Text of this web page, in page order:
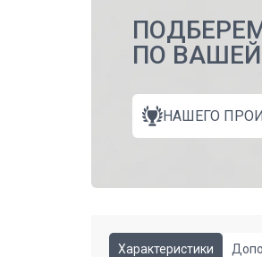
ПО
НАШЕГО
Характеристики